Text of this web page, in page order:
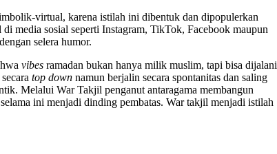
virtual, karena istilah ini dibentuk dan dipopulerkan
media sosial seperti Instagram, TikTok, Facebook maupun
selera humor.
vibes ramadan bukan hanya milik muslim, tapi bisa dijalani
top down namun berjalin secara spontanitas dan saling
Melalui War Takjil penganut antaragama membangun
ini menjadi dinding pembatas. War takjil menjadi istilah